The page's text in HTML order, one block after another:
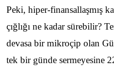
Peki, hiper-finansallaşmış
çığlığı ne kadar sürebilir?
devasa bir mikroçip olan
tek bir günde sermeyesine